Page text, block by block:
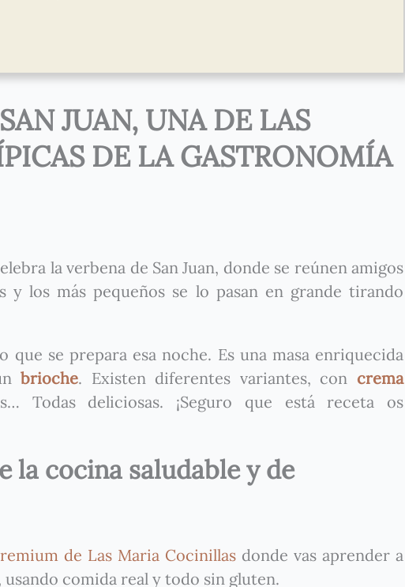
JUAN, UNA DE LAS
DE LA GASTRONOMÍA
la verbena de San Juan, donde se reúnen amigos
y los más pequeños se lo pasan en grande tirando
que se prepara esa noche. Es una masa enriquecida
brioche. Existen diferentes variantes, concrema
Todas deliciosas. ¡Seguro que está receta os
la cocina saludable y de
de Las Maria Cocinillasdonde vas aprender a
comida real y todo sin gluten.